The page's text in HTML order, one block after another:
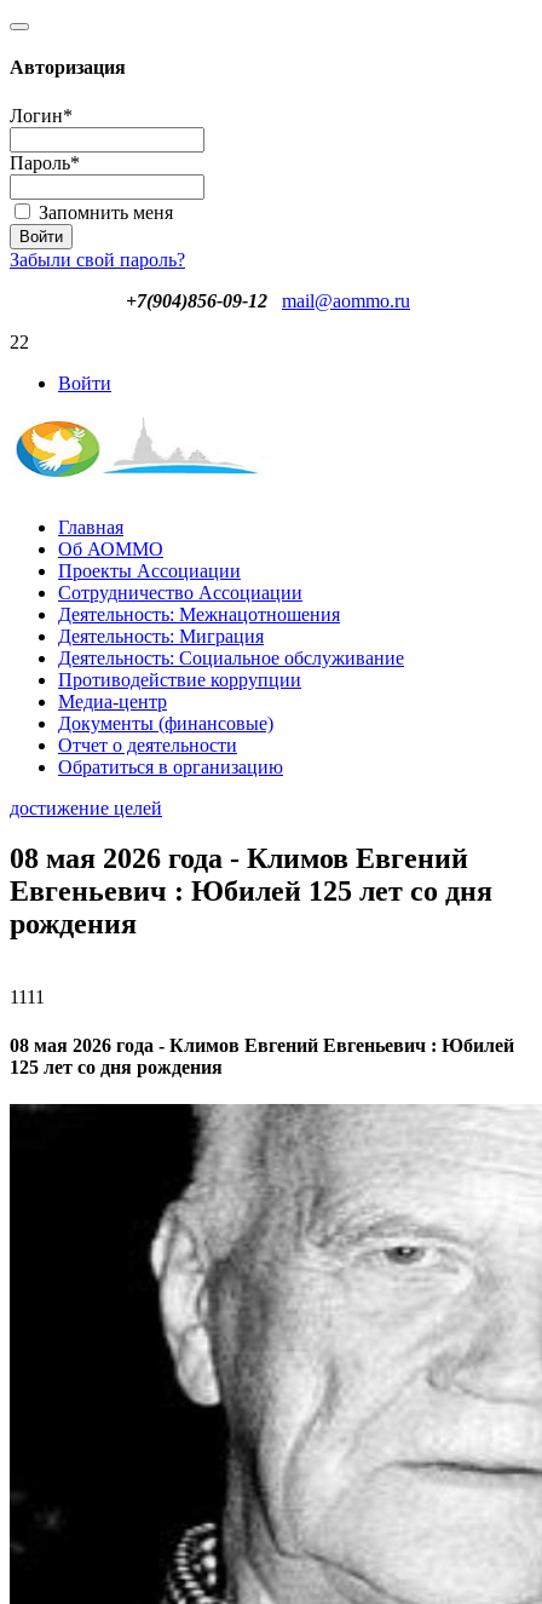
Авторизация
Логин*
Пароль*
Запомнить меня
Забыли свой пароль?
+7(904)856-09-12
mail@aommo.ru
22
Войти
Главная
Об АОММО
Проекты Ассоциации
Сотрудничество Ассоциации
Деятельность: Межнацотношения
Деятельность: Миграция
Деятельность: Социальное обслуживание
Противодействие коррупции
Медиа-центр
Документы (финансовые)
Отчет о деятельности
Обратиться в организацию
достижение целей
08 мая 2026 года - Климов Евгений
Евгеньевич : Юбилей 125 лет со дня
рождения
1111
08 мая 2026 года - Климов Евгений Евгеньевич : Юбилей
125 лет со дня рождения